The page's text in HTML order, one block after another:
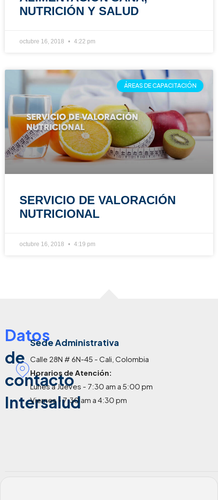
NUTRICIÓN Y SALUD
octubre 16, 2018 4:22 pm
ÁREAS DE CAPACITACIÓN
SERVICIO DE VALORACIÓN
NUTRICIONAL
octubre 16, 2018 4:19 pm
Datos
de
contacto
Intersalud
Sede Administrativa
Calle 28N # 6N-45 - Cali, Colombia
Horarios de Atención:
Lunes a Jueves - 7:30 am a 5:00 pm
Viernes - 7:30 am a 4:30 pm